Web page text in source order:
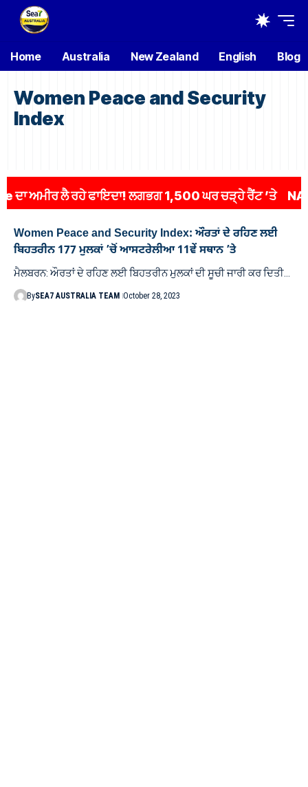
Home Australia New Zealand English Blog
Women Peace and Security
Index
ਅਮੀਰ ਲੈ ਰਹੇ ਫਾਇਦਾ! ਲਗਭਗ 1,500 ਘਰ ਚੜ੍ਹੇ ਰੈਂਟ ’ਤੇ
Women Peace and Security Index: ਔਰਤਾਂ ਦੇ ਰਹਿਣ ਲਈ
ਬਿਹਤਰੀਨ 177 ਮੁਲਕਾਂ ’ਚੋਂ ਆਸਟਰੇਲੀਆ 11ਵੇਂ ਸਥਾਨ ’ਤੇ
ਮੈਲਬਰਨ: ਔਰਤਾਂ ਦੇ ਰਹਿਣ ਲਈ ਬਿਹਤਰੀਨ ਮੁਲਕਾਂ ਦੀ ਸੂਚੀ ਜਾਰੀ ਕਰ ਦਿਤੀ…
BySEA7 AUSTRALIA TEAM October 28, 2023